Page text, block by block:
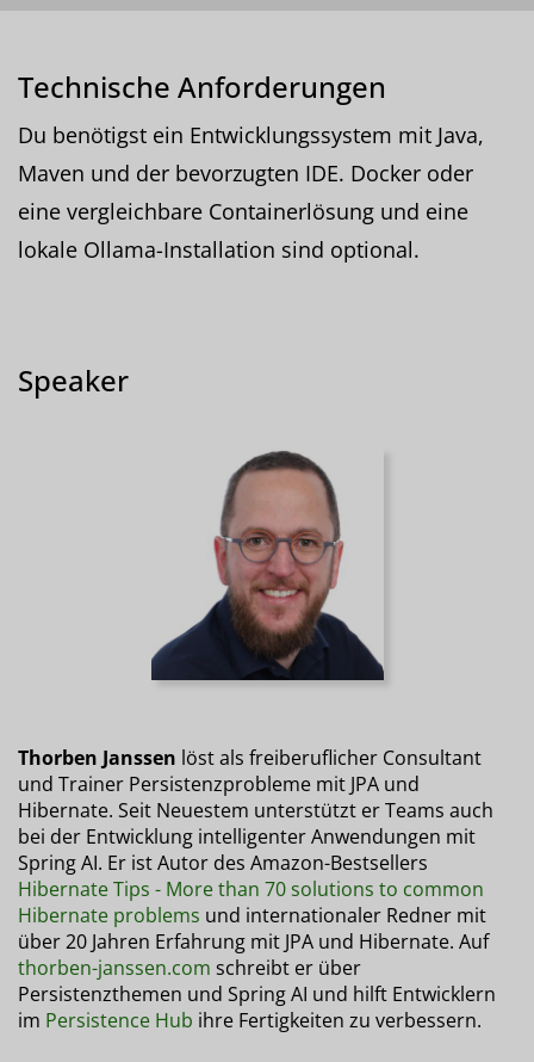
Technische Anforderungen
Du benötigst ein Entwicklungssystem mit Java,
Maven und der bevorzugten IDE. Docker oder
eine vergleichbare Containerlösung und eine
lokale Ollama-Installation sind optional.
Speaker
Thorben Janssen löst als freiberuflicher Consultant
und Trainer Persistenzprobleme mit JPA und
Hibernate. Seit Neuestem unterstützt er Teams auch
bei der Entwicklung intelligenter Anwendungen mit
Spring AI. Er ist Autor des Amazon-Bestsellers
Hibernate Tips - More than 70 solutions to common
Hibernate problems und internationaler Redner mit
über 20 Jahren Erfahrung mit JPA und Hibernate. Auf
thorben-janssen.com schreibt er über
Persistenzthemen und Spring AI und hilft Entwicklern
im Persistence Hub ihre Fertigkeiten zu verbessern.